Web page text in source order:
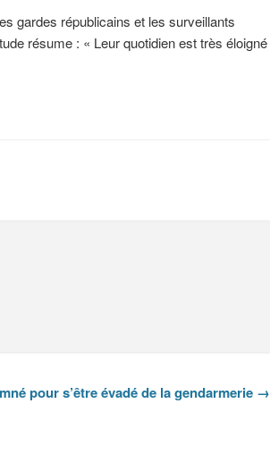
gardes républicains et les surveillants
résume : « Leur quotidien est très éloigné
pour s’être évadé de la gendarmerie →